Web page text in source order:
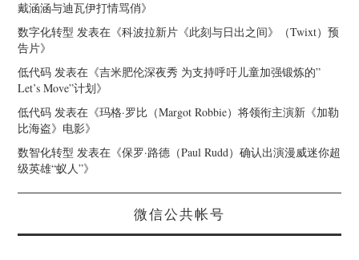
戴涵涵与迪瓦伊打情骂俏》
数字化转型 发表在《科波拉新片《此刻与日出之间》（Twixt）预
告片》
低代码 发表在《吉米肥伦深夜秀 为支持呼吁儿童加强锻炼的”
Let’s Move”计划》
低代码 发表在《玛格·罗比（Margot Robbie）将领衔主演新《加勒
比海盗》电影》
数智化转型 发表在《保罗·路德（Paul Rudd）确认出演漫威迷你超
级英雄“蚁人”》
微信公共帐号